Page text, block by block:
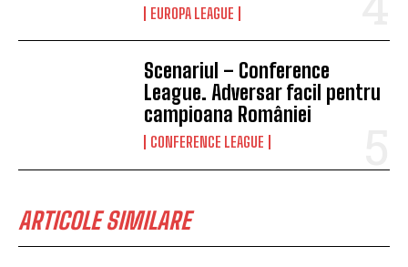
EUROPA LEAGUE
Scenariul – Conference
League. Adversar facil pentru
campioana României
CONFERENCE LEAGUE
ARTICOLE SIMILARE